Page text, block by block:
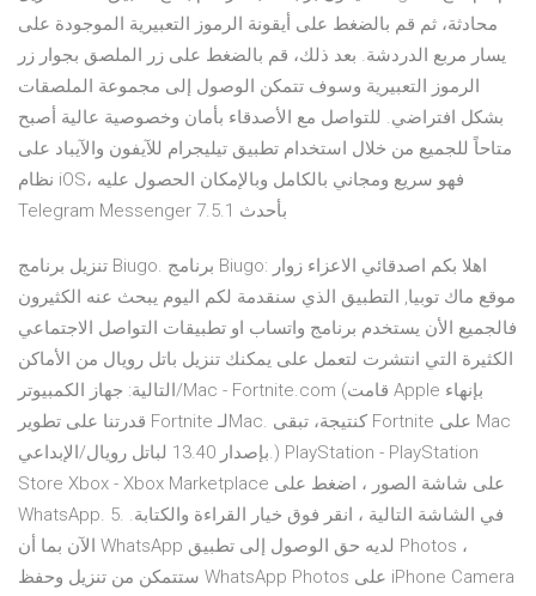
محادثة، ثم قم بالضغط على أيقونة الرموز التعبيرية الموجودة على
يسار مربع الدردشة. بعد ذلك، قم بالضغط على زر الملصق بجوار زر
الرموز التعبيرية وسوف تتمكن الوصول إلى مجموعة الملصقات
بشكل افتراضي. للتواصل مع الأصدقاء بأمان وخصوصية عالية أصبح
متاحاً للجميع من خلال استخدام تطبيق تيليجرام للآيفون والآيباد على
نظام iOS، فهو سريع ومجاني بالكامل وبالإمكان الحصول عليه
Telegram Messenger 7.5.1 بأحدث
تنزيل برنامج Biugo. برنامج Biugo: اهلا بكم اصدقائي الاعزاء زوار
موقع ماك توبيا, التطبيق الذي سنقدمة لكم اليوم يبحث عنه الكثيرون
فالجميع الأن يستخدم برنامج واتساب او تطبيقات التواصل الاجتماعي
الكثيرة التي انتشرت لتعمل على يمكنك تنزيل باتل رويال من الأماكن
التالية: جهاز الكمبيوتر/Mac - Fortnite.com (قامت Apple بإنهاء
قدرتنا على تطوير Fortnite لـMac. كنتيجة، تبقى Fortnite على Mac
بإصدار 13.40 لباتل رويال/الإبداعي.) PlayStation - PlayStation
Store Xbox - Xbox Marketplace على شاشة الصور ، اضغط على
WhatsApp. 5. في الشاشة التالية ، انقر فوق خيار القراءة والكتابة.
الآن بما أن WhatsApp لديه حق الوصول إلى تطبيق Photos ،
ستتمكن من تنزيل وحفظ WhatsApp Photos على iPhone Camera